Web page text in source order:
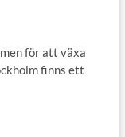
för att växa
finns ett